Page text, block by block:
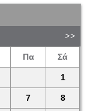
Πα Σά
1
7 8